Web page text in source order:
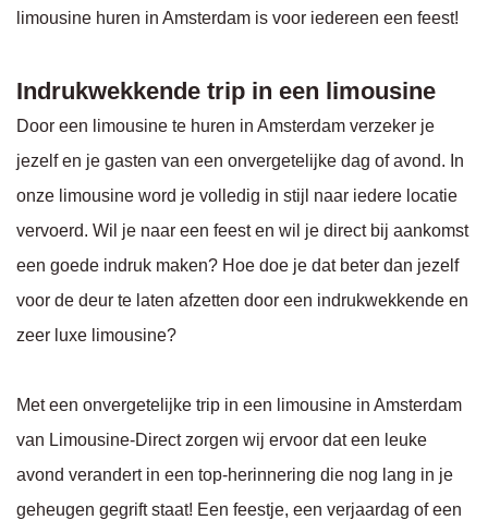
limousine huren in Amsterdam is voor iedereen een feest!
Indrukwekkende trip in een limousine
Door een limousine te huren in Amsterdam verzeker je
jezelf en je gasten van een onvergetelijke dag of avond. In
onze limousine word je volledig in stijl naar iedere locatie
vervoerd. Wil je naar een feest en wil je direct bij aankomst
een goede indruk maken? Hoe doe je dat beter dan jezelf
voor de deur te laten afzetten door een indrukwekkende en
zeer luxe limousine?
Met een onvergetelijke trip in een limousine in Amsterdam
van Limousine-Direct zorgen wij ervoor dat een leuke
avond verandert in een top-herinnering die nog lang in je
geheugen gegrift staat! Een feestje, een verjaardag of een